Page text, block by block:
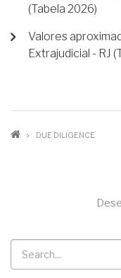
(Tabela 2026)
Valores
Extrajudicial - RJ
TRILHA
DUE DILIGENCE